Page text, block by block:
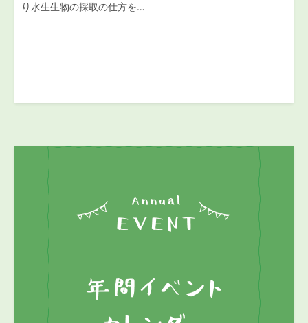
り水生生物の採取の仕方を…